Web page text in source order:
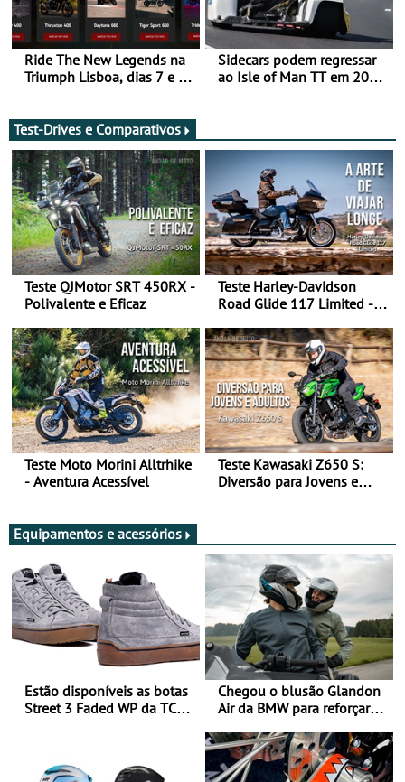
Ride The New Legends na
Triumph Lisboa, dias 7 e 8
Sidecars podem regressar
ao Isle of Man TT em 2027
Test-Drives e Comparativos
Teste QJMotor SRT 450RX -
Polivalente e Eficaz
Teste Harley-Davidson
Road Glide 117 Limited - A
Teste Moto Morini Alltrhike
- Aventura Acessível
Teste Kawasaki Z650 S:
Diversão para Jovens e
Equipamentos e acessórios
Estão disponíveis as botas
Street 3 Faded WP da TCX
Chegou o blusão Glandon
Air da BMW para reforçar
verão